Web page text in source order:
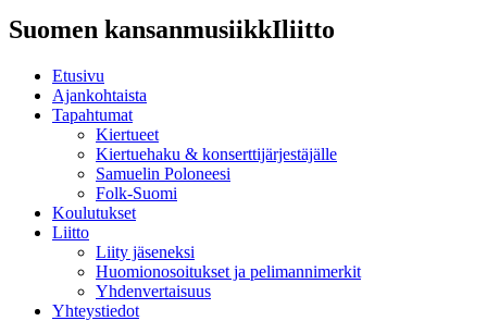
Suomen kansanmusiikkIliitto
Etusivu
Ajankohtaista
Tapahtumat
Kiertueet
Kiertuehaku & konserttijärjestäjälle
Samuelin Poloneesi
Folk-Suomi
Koulutukset
Liitto
Liity jäseneksi
Huomionosoitukset ja pelimannimerkit
Yhdenvertaisuus
Yhteystiedot